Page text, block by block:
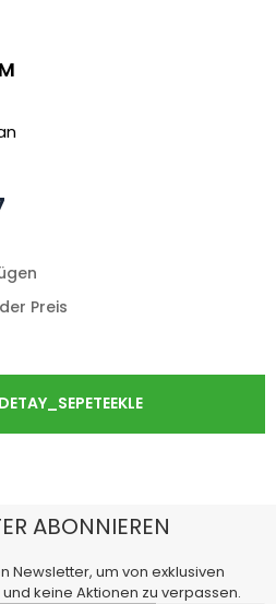
Preis
ABONNIEREN
Newsletter, um von exklusiven
keine Aktionen zu verpassen.